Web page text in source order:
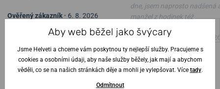
Ověřený zákazník • 6. 8. 2026
dne, jsem naprosto nadšená
manžel z hodinek též
Ověřený zákazník 4. 8.
Aby web běžel jako švýcary
Jsme Helveti a chceme vám poskytnou ty nejlepší služby. Pracujeme s
cookies a osobními údaji, aby naše služby běžely, jak mají a abychom
věděli, co se na našich stránkách děje a mohli je vylepšovat. Více tady.
Odmítnout